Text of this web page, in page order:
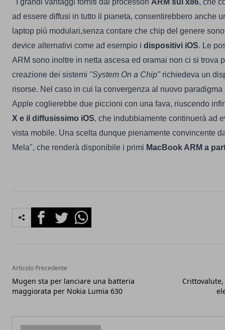
I grandi vantaggi forniti dai processori ARM sui x86, che
ad essere diffusi in tutto il pianeta, consentirebbero anche
laptop più modulari,senza contare che chip del genere
device alternativi come ad esempio i dispositivi iOS. Le
ARM sono inoltre in netta ascesa ed oramai non ci si trova
creazione dei sistemi "System On a Chip" richiedeva un
risorse. Nel caso in cui la convergenza al nuovo
Apple coglierebbe due piccioni con una fava, riuscendo
X e il diffusissimo iOS, che indubbiamente continuerà ad
vista mobile. Una scelta dunque pienamente convincente
Mela", che renderà disponibile i primi MacBook ARM a
FacebookTwitterWhatsapp
Articolo Precedente
Mugen sta per lanciare una batteria
maggiorata per Nokia Lumia 630